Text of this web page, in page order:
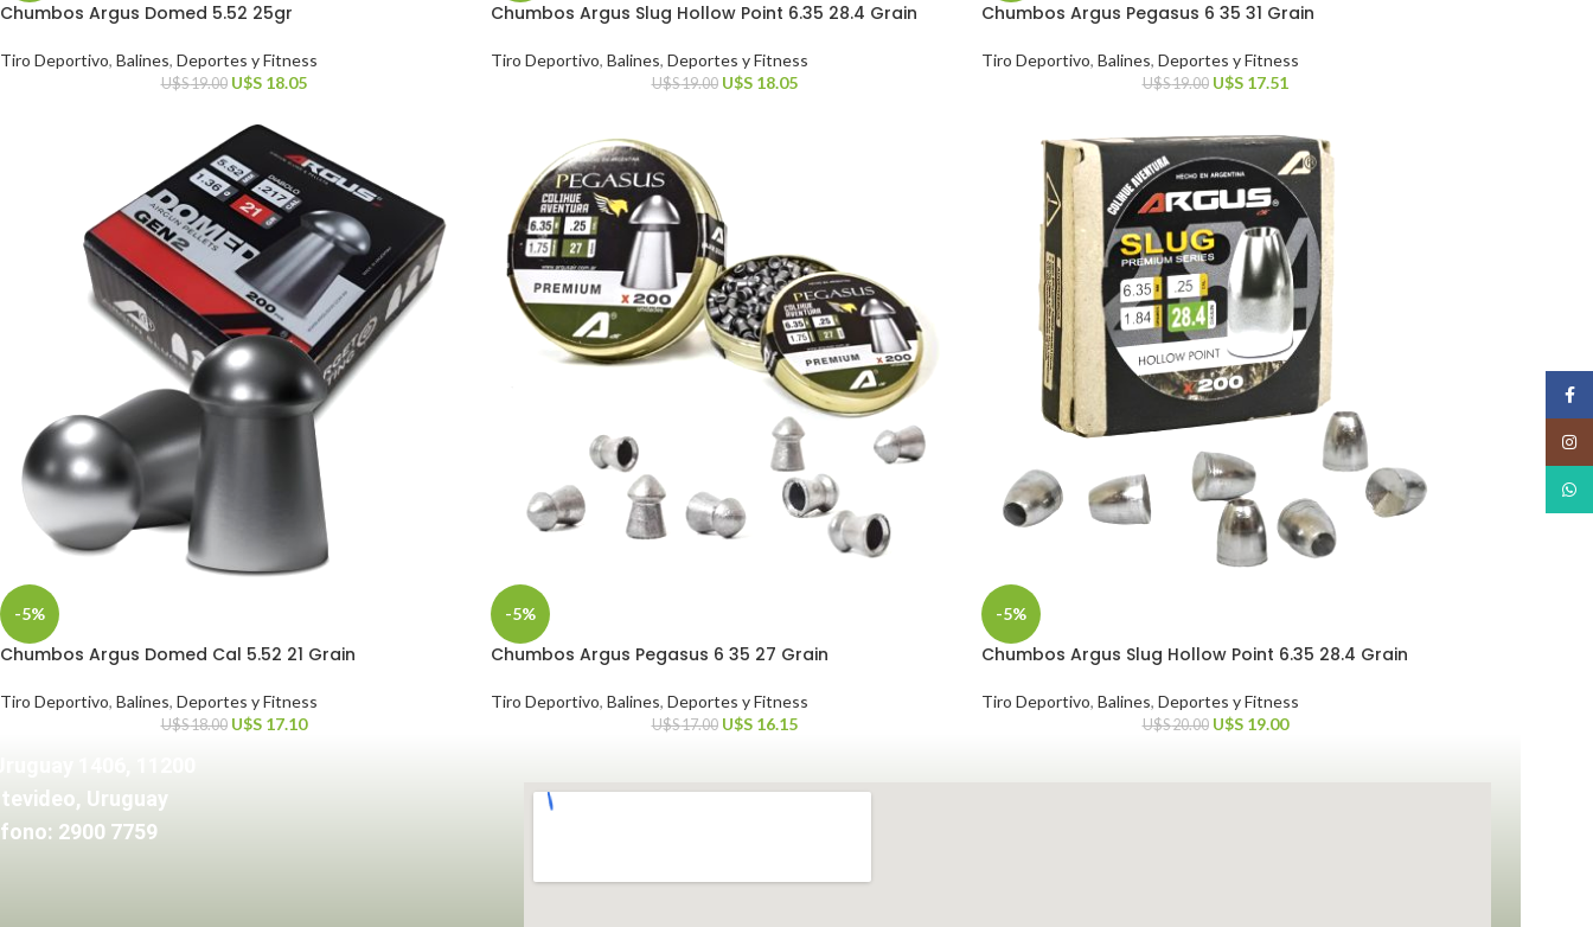
Chumbos Argus Domed 5.52 25gr
Tiro Deportivo, Balines, Deportes y Fitness
U$S19.00 U$S 18.05
Chumbos Argus Slug Hollow Point 6.35 28.4 Grain
Tiro Deportivo, Balines, Deportes y Fitness
U$S19.00 U$S 18.05
Chumbos Argus Pegasus 6 35 31 Grain
Tiro Deportivo, Balines, Deportes y Fitness
U$S19.00 U$S 17.51
-5%
Chumbos Argus Domed Cal 5.52 21 Grain
Tiro Deportivo, Balines, Deportes y Fitness
U$S18.00 U$S 17.10
-5%
Chumbos Argus Pegasus 6 35 27 Grain
Tiro Deportivo, Balines, Deportes y Fitness
U$S17.00 U$S 16.15
-5%
Chumbos Argus Slug Hollow Point 6.35 28.4 Grain
Tiro Deportivo, Balines, Deportes y Fitness
U$S20.00 U$S 19.00
Uruguay
2900 7759